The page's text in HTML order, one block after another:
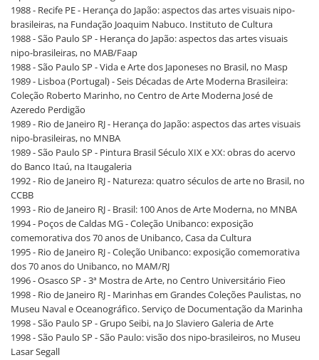
1988 - Recife PE - Herança do Japão: aspectos das artes visuais nipo-
brasileiras, na Fundação Joaquim Nabuco. Instituto de Cultura
1988 - São Paulo SP - Herança do Japão: aspectos das artes visuais
nipo-brasileiras, no MAB/Faap
1988 - São Paulo SP - Vida e Arte dos Japoneses no Brasil, no Masp
1989 - Lisboa (Portugal) - Seis Décadas de Arte Moderna Brasileira:
Coleção Roberto Marinho, no Centro de Arte Moderna José de
Azeredo Perdigão
1989 - Rio de Janeiro RJ - Herança do Japão: aspectos das artes visuais
nipo-brasileiras, no MNBA
1989 - São Paulo SP - Pintura Brasil Século XIX e XX: obras do acervo
do Banco Itaú, na Itaugaleria
1992 - Rio de Janeiro RJ - Natureza: quatro séculos de arte no Brasil, no
CCBB
1993 - Rio de Janeiro RJ - Brasil: 100 Anos de Arte Moderna, no MNBA
1994 - Poços de Caldas MG - Coleção Unibanco: exposição
comemorativa dos 70 anos de Unibanco, Casa da Cultura
1995 - Rio de Janeiro RJ - Coleção Unibanco: exposição comemorativa
dos 70 anos do Unibanco, no MAM/RJ
1996 - Osasco SP - 3ª Mostra de Arte, no Centro Universitário Fieo
1998 - Rio de Janeiro RJ - Marinhas em Grandes Coleções Paulistas, no
Museu Naval e Oceanográfico. Serviço de Documentação da Marinha
1998 - São Paulo SP - Grupo Seibi, na Jo Slaviero Galeria de Arte
1998 - São Paulo SP - São Paulo: visão dos nipo-brasileiros, no Museu
Lasar Segall